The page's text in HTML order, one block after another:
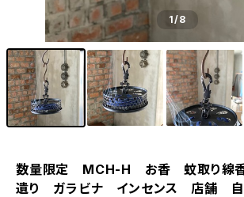
1/8
数量限定 MCH-H お香 蚊取り線
遺り ガラビナ インセンス 店舗